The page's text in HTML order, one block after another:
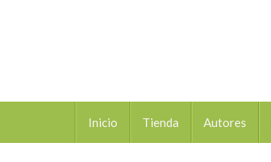
contenido
Inicio Tienda Autores